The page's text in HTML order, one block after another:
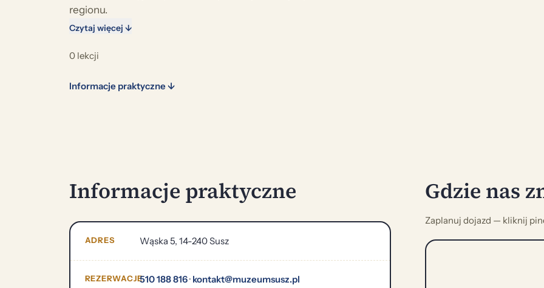
regionu.
Czytaj więcej ↓
0 lekcji
Informacje praktyczne ↓
Informacje praktyczne
ADRES Wąska 5, 14-240 Susz
REZERWACJE510 188 816· kontakt@muzeumsusz.pl
Gdzie nas
Zaplanuj dojazd — kliknij